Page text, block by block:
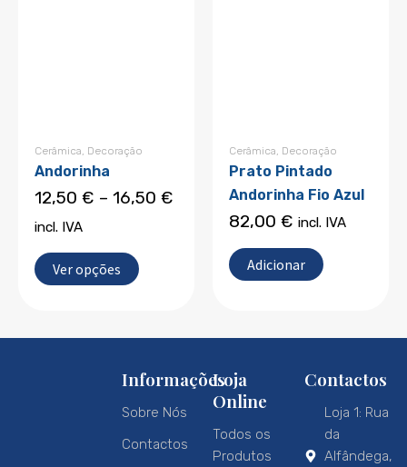
Cerâmica, Decoração
Andorinha
12,50 € – 16,50 €
incl. IVA
Ver opções
chosen
the
Cerâmica, Decoração
Prato Pintado
Andorinha Fio Azul
82,00 € incl. IVA
Adicionar
Informações
Sobre Nós
Contactos
Loja
Online
Todos os
Produtos
Contactos
Loja 1: Rua
da
Alfândega,